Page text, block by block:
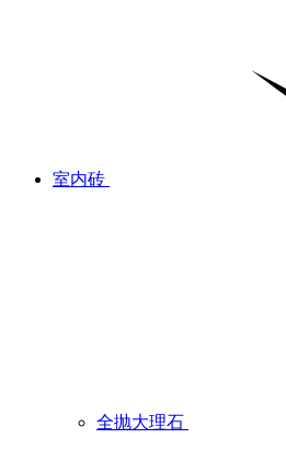
室内砖
全抛大理石